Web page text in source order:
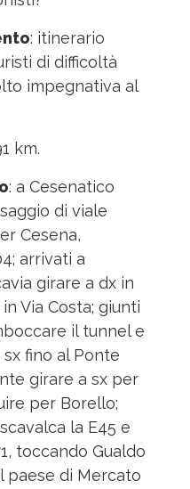
: itinerario
di difficoltà
impegnativa al
km.
: a Cesenatico
di viale
Cesena,
arrivati a
girare a dx in
Via Costa; giunti
il tunnel e
fino al Ponte
girare a sx per
per Borello;
la E45 e
toccando Gualdo
paese di Mercato